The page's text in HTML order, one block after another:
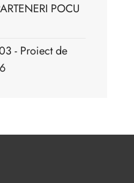
POCU
- Proiect de